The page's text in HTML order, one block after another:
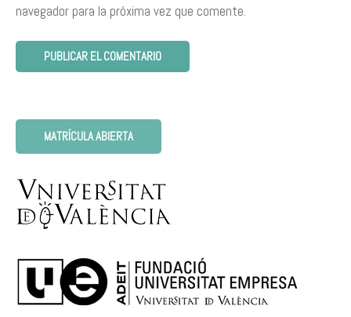
navegador para la próxima vez que comente.
MATRÍCULA ABIERTA